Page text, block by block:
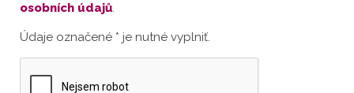
osobních údajů.
Údaje označené * je nutné vyplniť.